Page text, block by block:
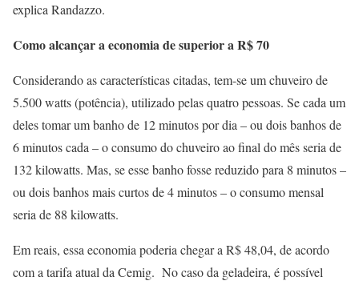
explica Randazzo.
Como alcançar a economia de superior a R$ 70
Considerando as características citadas, tem-se um chuveiro de
5.500 watts (potência), utilizado pelas quatro pessoas. Se cada um
deles tomar um banho de 12 minutos por dia – ou dois banhos de
6 minutos cada – o consumo do chuveiro ao final do mês seria de
132 kilowatts. Mas, se esse banho fosse reduzido para 8 minutos –
ou dois banhos mais curtos de 4 minutos – o consumo mensal
seria de 88 kilowatts.
Em reais, essa economia poderia chegar a R$ 48,04, de acordo
com a tarifa atual da Cemig. No caso da geladeira, é possível